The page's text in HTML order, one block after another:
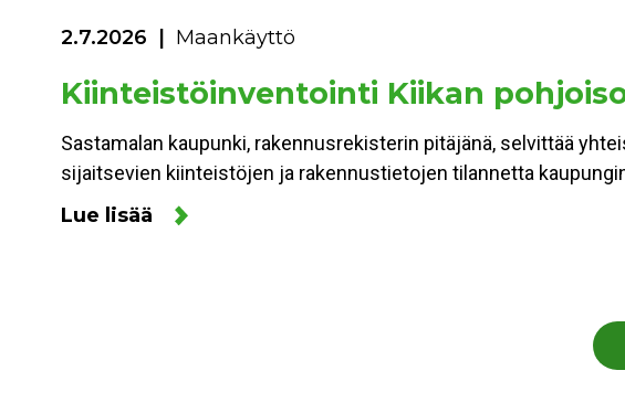
2.7.2026 Maankäyttö
Kiinteistöinventointi Kiikan
Sastamalan kaupunki, rakennusrekisterin pitäjänä, selvittää
sijaitsevien kiinteistöjen ja rakennustietojen tilannetta
Lue lisää